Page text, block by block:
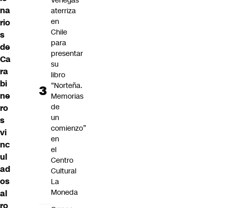
na
rio
s
de
Ca
ra
bi
ne
ro
s
vi
nc
ul
ad
os
al
ro
aterriza
en
Chile
para
presentar
su
libro
“Norteña.
Memorias
de
un
comienzo”
en
el
Centro
Cultural
La
Moneda